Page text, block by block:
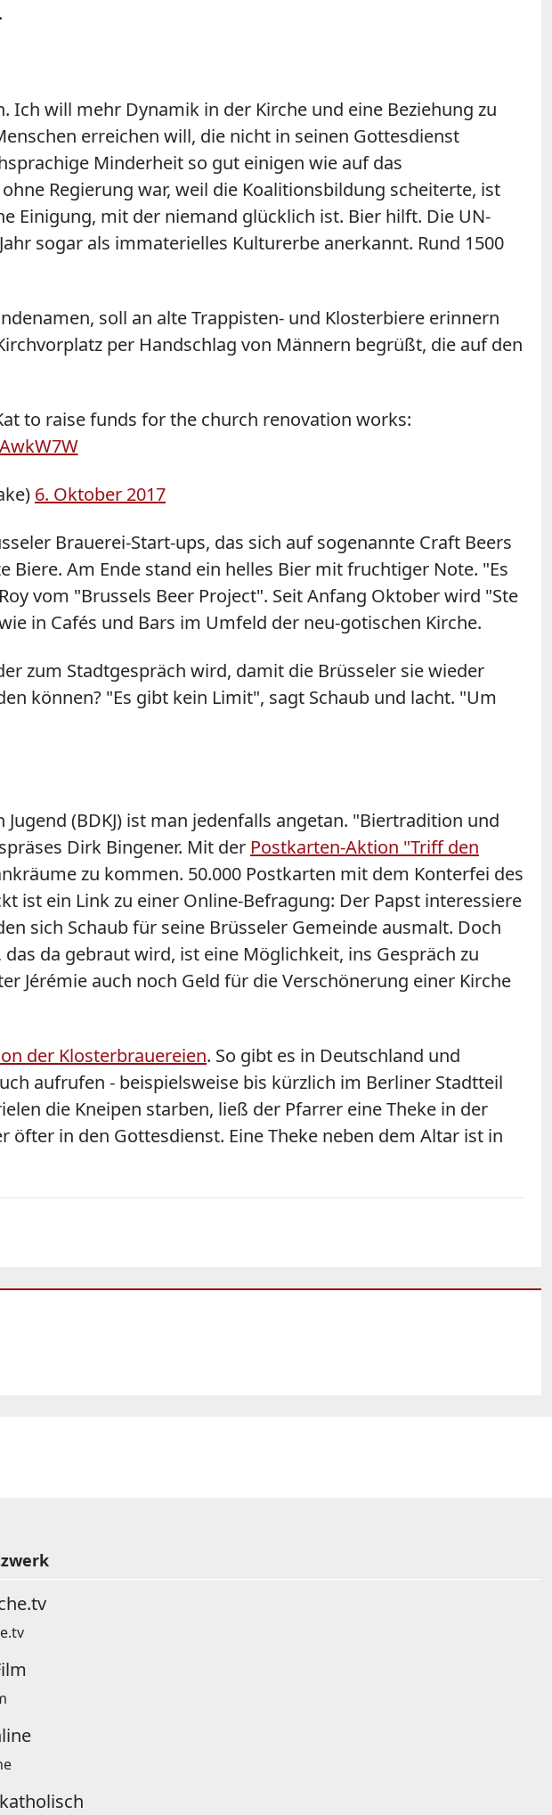
will mehr Dynamik in der Kirche und eine Beziehung zu
erreichen will, die nicht in seinen Gottesdienst
Minderheit so gut einigen wie auf das
Regierung war, weil die Koalitionsbildung scheiterte, ist
Einigung, mit der niemand glücklich ist. Bier hilft. Die UN-
sogar als immaterielles Kulturerbe anerkannt. Rund 1500
soll an alte Trappisten- und Klosterbiere erinnern
per Handschlag von Männern begrüßt, die auf den
to raise funds for the church renovation works:
6. Oktober 2017
Brauerei-Start-ups, das sich auf sogenannte Craft Beers
Am Ende stand ein helles Bier mit fruchtiger Note. "Es
vom "Brussels Beer Project". Seit Anfang Oktober wird "Ste
in Cafés und Bars im Umfeld der neu-gotischen Kirche.
zum Stadtgespräch wird, damit die Brüsseler sie wieder
können? "Es gibt kein Limit", sagt Schaub und lacht. "Um
(BDKJ) ist man jedenfalls angetan. "Biertradition und
Dirk Bingener. Mit der Postkarten-Aktion "Triff den
zu kommen. 50.000 Postkarten mit dem Konterfei des
ist ein Link zu einer Online-Befragung: Der Papst interessiere
sich Schaub für seine Brüsseler Gemeinde ausmalt. Doch
da gebraut wird, ist eine Möglichkeit, ins Gespräch zu
Jérémie auch noch Geld für die Verschönerung einer Kirche
der Klosterbrauereien. So gibt es in Deutschland und
aufrufen - beispielsweise bis kürzlich im Berliner Stadtteil
die Kneipen starben, ließ der Pfarrer eine Theke in der
in den Gottesdienst. Eine Theke neben dem Altar ist in